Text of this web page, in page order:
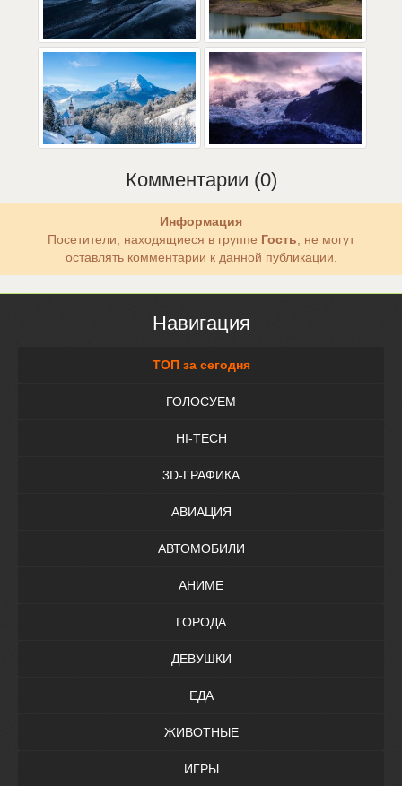
Комментарии (0)
Информация
Посетители, находящиеся в группе Гость , не могут
оставлять комментарии к данной публикации.
Навигация
ТОП за сегодня
ГОЛОСУЕМ
HI-TECH
3D-ГРАФИКА
АВИАЦИЯ
АВТОМОБИЛИ
АНИМЕ
ГОРОДА
ДЕВУШКИ
ЕДА
ЖИВОТНЫЕ
ИГРЫ